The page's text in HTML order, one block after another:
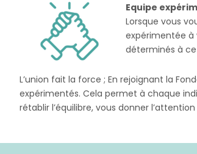
Equipe
Lorsque vous
expérimentée à
déterminés à
L’union fait la force ; En rejoignant la
expérimentés. Cela permet à chaque
rétablir l’équilibre, vous donner